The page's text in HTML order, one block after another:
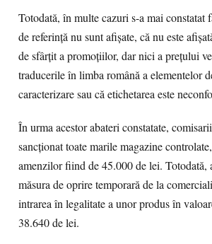
Totodată, în multe cazuri s-a mai constatat
de referinţă nu sunt afişate, că nu este
de sfârţit a promoţiilor, dar nici a preţului
traducerile în limba română a elementelor
caracterizare sau că etichetarea este
În urma acestor abateri constatate,
sancţionat toate marile magazine
amenzilor fiind de 45.000 de lei. Totodată,
măsura de oprire temporară de la
intrarea în legalitate a unor produs în
38.640 de lei.